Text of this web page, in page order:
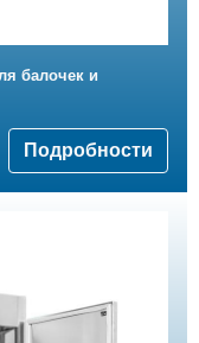
балочек и
Подробности